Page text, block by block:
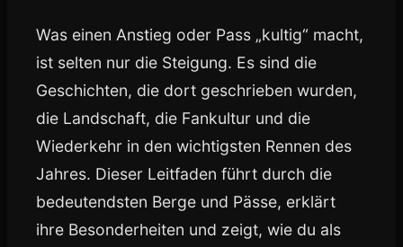
Was einen Anstieg oder Pass „kultig“ macht,
ist selten nur die Steigung. Es sind die
Geschichten, die dort geschrieben wurden,
die Landschaft, die Fankultur und die
Wiederkehr in den wichtigsten Rennen des
Jahres. Dieser Leitfaden führt durch die
bedeutendsten Berge und Pässe, erklärt
ihre Besonderheiten und zeigt, wie du als